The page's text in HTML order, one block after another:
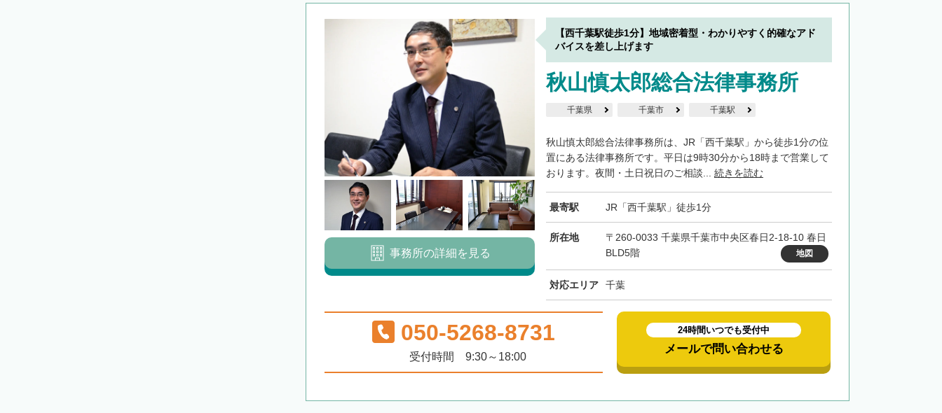
【西千葉駅徒歩1分】地域密着型・わかりやすく的確なアド
バイスを差し上げます
秋山慎太郎総合法律事務所
千葉県 千葉市 千葉駅
秋山慎太郎総合法律事務所は、JR「西千葉駅」から徒歩1分の位
置にある法律事務所です。平日は9時30分から18時まで営業して
おります。夜間・土日祝日のご相談... 続きを読む
最寄駅 JR「西千葉駅」徒歩1分
所在地
〒260-0033 千葉県千葉市中央区春日2-18-10 春日
BLD5階
地図
対応エリア 千葉
事務所の詳細を見る
050-5268-8731
受付時間 9:30～18:00
24時間いつでも受付中
メールで問い合わせる